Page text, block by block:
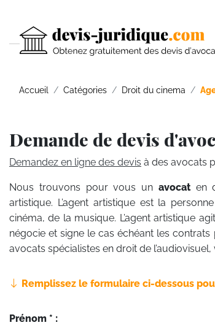
Accueil Catégories Droit du cinema
Demande de devis
Demandez en ligne des devis à des avocats
Nous trouvons pour vous un avocat en
artistique. L’agent artistique est la
cinéma, de la musique. L’agent artistique
négocie et signe le cas échéant les
avocats spécialistes en droit de
Remplissez le formulaire ci-dessous
Prénom * :